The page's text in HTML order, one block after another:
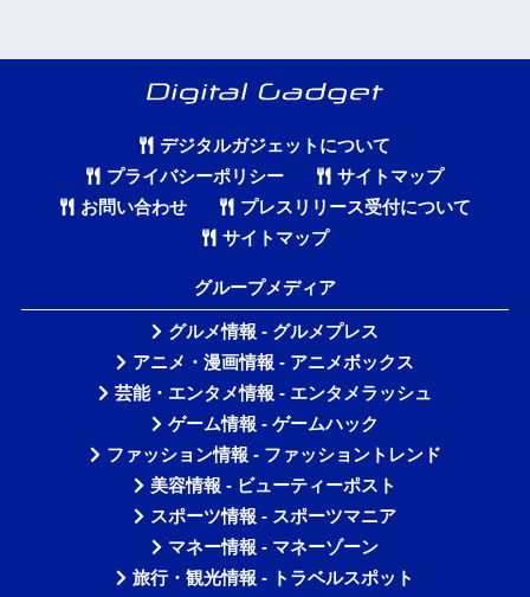
デジタルガジェットについて
プライバシーポリシー
サイトマップ
お問い合わせ
プレスリリース受付について
サイトマップ
グループメディア
グルメ情報 - グルメプレス
アニメ・漫画情報 - アニメボックス
芸能・エンタメ情報 - エンタメラッシュ
ゲーム情報 - ゲームハック
ファッション情報 - ファッショントレンド
美容情報 - ビューティーポスト
スポーツ情報 - スポーツマニア
マネー情報 - マネーゾーン
旅行・観光情報 - トラベルスポット